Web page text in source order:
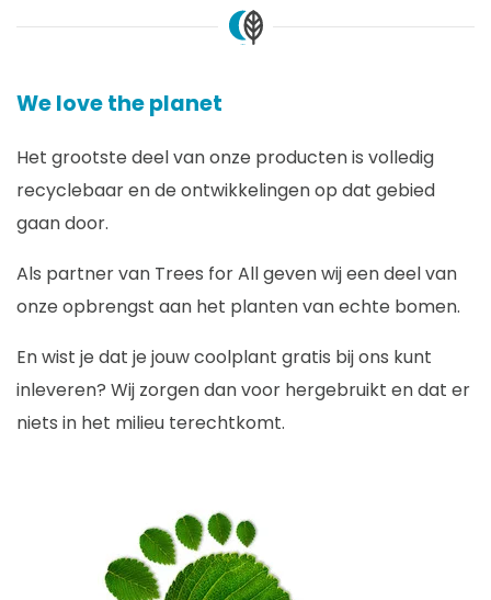
We love the planet
Het grootste deel van onze producten is volledig
recyclebaar en de ontwikkelingen op dat gebied
gaan door.
Als partner van Trees for All geven wij een deel van
onze opbrengst aan het planten van echte bomen.
En wist je dat je jouw coolplant gratis bij ons kunt
inleveren? Wij zorgen dan voor hergebruikt en dat er
niets in het milieu terechtkomt.